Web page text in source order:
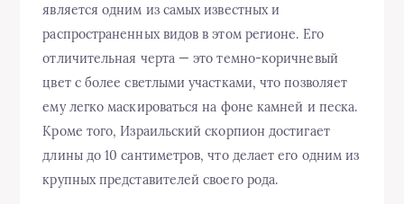
является одним из самых известных и
распространенных видов в этом регионе. Его
отличительная черта — это темно-коричневый
цвет с более светлыми участками, что позволяет
ему легко маскироваться на фоне камней и песка.
Кроме того, Израильский скорпион достигает
длины до 10 сантиметров, что делает его одним из
крупных представителей своего рода.